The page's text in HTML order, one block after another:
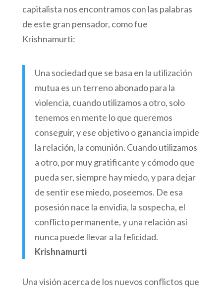
capitalista nos encontramos con las palabras
de este gran pensador, como fue
Krishnamurti:
Una sociedad que se basa en la utilización
mutua es un terreno abonado para la
violencia, cuando utilizamos a otro, solo
tenemos en mente lo que queremos
conseguir, y ese objetivo o ganancia impide
la relación, la comunión. Cuando utilizamos
a otro, por muy gratificante y cómodo que
pueda ser, siempre hay miedo, y para dejar
de sentir ese miedo, poseemos. De esa
posesión nace la envidia, la sospecha, el
conflicto permanente, y una relación así
nunca puede llevar a la felicidad.
Krishnamurti
Una visión acerca de los nuevos conflictos que